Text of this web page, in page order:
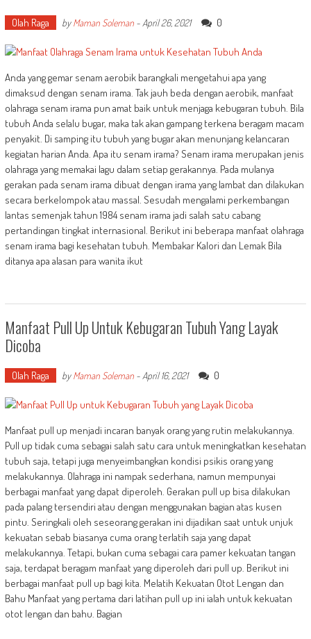
Olah Raga byMaman Soleman- April 26, 2021 0
Anda yang gemar senam aerobik barangkali mengetahui apa yang
dimaksud dengan senam irama. Tak jauh beda dengan aerobik, manfaat
olahraga senam irama pun amat baik untuk menjaga kebugaran tubuh. Bila
tubuh Anda selalu bugar, maka tak akan gampang terkena beragam macam
penyakit. Di samping itu tubuh yang bugar akan menunjang kelancaran
kegiatan harian Anda. Apa itu senam irama? Senam irama merupakan jenis
olahraga yang memakai lagu dalam setiap gerakannya. Pada mulanya
gerakan pada senam irama dibuat dengan irama yang lambat dan dilakukan
secara berkelompok atau massal. Sesudah mengalami perkembangan
lantas semenjak tahun 1984 senam irama jadi salah satu cabang
pertandingan tingkat internasional. Berikut ini beberapa manfaat olahraga
senam irama bagi kesehatan tubuh. Membakar Kalori dan Lemak Bila
ditanya apa alasan para wanita ikut
Manfaat Pull Up Untuk Kebugaran Tubuh Yang Layak
Dicoba
Olah Raga byMaman Soleman- April 16, 2021 0
Manfaat pull up menjadi incaran banyak orang yang rutin melakukannya.
Pull up tidak cuma sebagai salah satu cara untuk meningkatkan kesehatan
tubuh saja, tetapi juga menyeimbangkan kondisi psikis orang yang
melakukannya. Olahraga ini nampak sederhana, namun mempunyai
berbagai manfaat yang dapat diperoleh. Gerakan pull up bisa dilakukan
pada palang tersendiri atau dengan menggunakan bagian atas kusen
pintu. Seringkali oleh seseorang gerakan ini dijadikan saat untuk unjuk
kekuatan sebab biasanya cuma orang terlatih saja yang dapat
melakukannya. Tetapi, bukan cuma sebagai cara pamer kekuatan tangan
saja, terdapat beragam manfaat yang diperoleh dari pull up. Berikut ini
berbagai manfaat pull up bagi kita. Melatih Kekuatan Otot Lengan dan
Bahu Manfaat yang pertama dari latihan pull up ini ialah untuk kekuatan
otot lengan dan bahu. Bagian